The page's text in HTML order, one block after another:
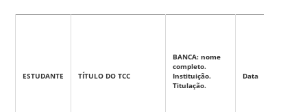
ESTUDANTE TÍTULO DO TCC
BANCA: nome
completo.
Instituição.
Titulação.
Data